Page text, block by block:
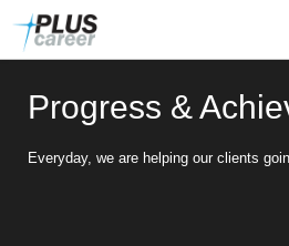
Progress &
Everyday, we are helping our clients